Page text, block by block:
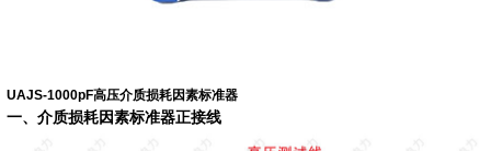
UAJS-1000pF高压介质损耗因素标准器
一、 介质损耗因素标准器正接线